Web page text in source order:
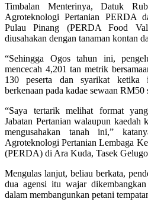
Timbalan Menterinya, Datuk
Agroteknologi Pertanian PERDA
Pulau Pinang (PERDA Food
diusahakan dengan tanaman kontan
“Sehingga Ogos tahun ini,
mencecah 4,201 tan metrik
130 peserta dan syarikat ketika
berkenaan pada kadae sewaan
“Saya tertarik melihat format
Jabatan Pertanian walaupun kaedah
mengusahakan tanah ini,”
Agroteknologi Pertanian Lembaga
(PERDA) di Ara Kuda, Tasek
Mengulas lanjut, beliau berkata,
dua agensi itu wajar
dalam membangunkan petani